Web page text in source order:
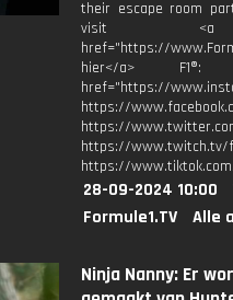
their escape room
visit <a
href="https://
hier</a> F1®:
href="https://
https://
https://
https://www.twitch.tv/
https://
28-09-2024 10:00
Formule1.TV
Alle
Ninja Nanny: Er